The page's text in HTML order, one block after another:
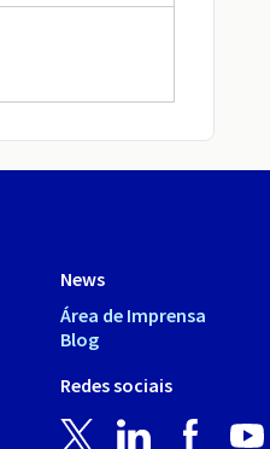
News
Área de Imprensa
Blog
Redes sociais